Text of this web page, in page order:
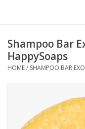
Tassen & Portemonnees
Kinderen
Shampoo Bar
HappySoaps
HOME/ SHAMPOO BAR